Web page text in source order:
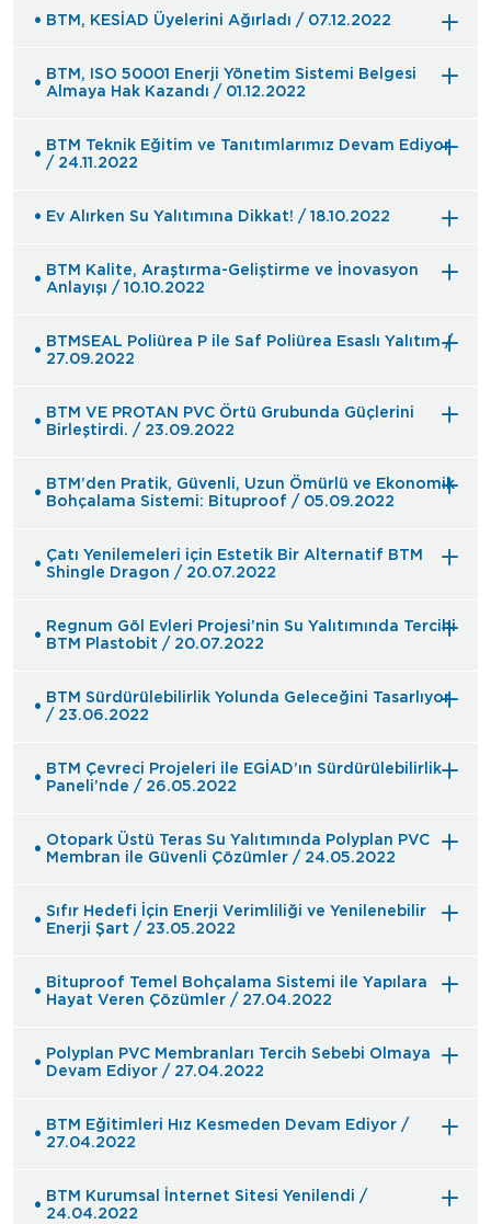
BTM, KESİAD Üyelerini Ağırladı / 07.12.2022
BTM, ISO 50001 Enerji Yönetim Sistemi Belgesi
Almaya Hak Kazandı / 01.12.2022
BTM Teknik Eğitim ve Tanıtımlarımız Devam Ediyor
/ 24.11.2022
Ev Alırken Su Yalıtımına Dikkat! / 18.10.2022
BTM Kalite, Araştırma-Geliştirme ve İnovasyon
Anlayışı / 10.10.2022
BTMSEAL Poliürea P ile Saf Poliürea Esaslı Yalıtım /
27.09.2022
BTM VE PROTAN PVC Örtü Grubunda Güçlerini
Birleştirdi. / 23.09.2022
BTM’den Pratik, Güvenli, Uzun Ömürlü ve Ekonomik
Bohçalama Sistemi: Bituproof / 05.09.2022
Çatı Yenilemeleri için Estetik Bir Alternatif BTM
Shingle Dragon / 20.07.2022
Regnum Göl Evleri Projesi’nin Su Yalıtımında Tercihi
BTM Plastobit / 20.07.2022
BTM Sürdürülebilirlik Yolunda Geleceğini Tasarlıyor
/ 23.06.2022
BTM Çevreci Projeleri ile EGİAD’ın Sürdürülebilirlik
Paneli’nde / 26.05.2022
Otopark Üstü Teras Su Yalıtımında Polyplan PVC
Membran ile Güvenli Çözümler / 24.05.2022
Sıfır Hedefi İçin Enerji Verimliliği ve Yenilenebilir
Enerji Şart / 23.05.2022
Bituproof Temel Bohçalama Sistemi ile Yapılara
Hayat Veren Çözümler / 27.04.2022
Polyplan PVC Membranları Tercih Sebebi Olmaya
Devam Ediyor / 27.04.2022
BTM Eğitimleri Hız Kesmeden Devam Ediyor /
27.04.2022
BTM Kurumsal İnternet Sitesi Yenilendi /
24.04.2022